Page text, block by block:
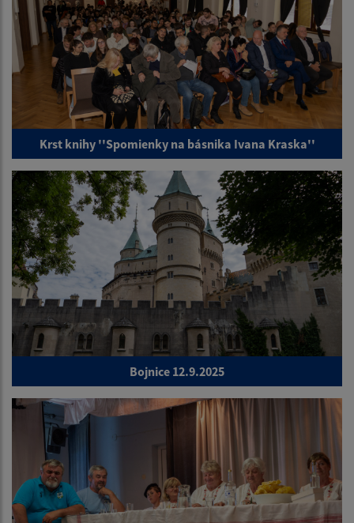
Krst knihy ''Spomienky na básnika Ivana Kraska''
Bojnice 12.9.2025